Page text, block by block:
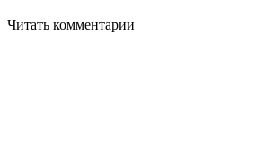
Читать комментарии